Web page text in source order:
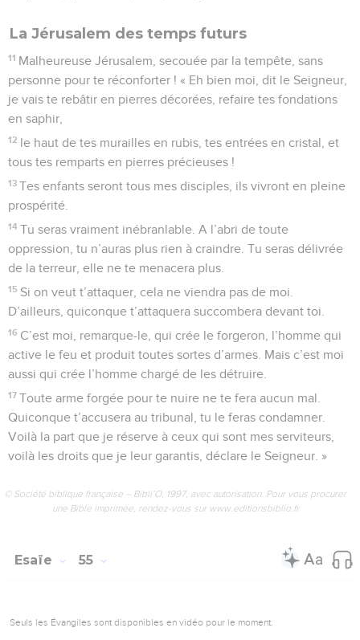
La Jérusalem des temps futurs
11 Malheureuse Jérusalem, secouée par la tempête, sans
personne pour te réconforter ! « Eh bien moi, dit le Seigneur,
je vais te rebâtir en pierres décorées, refaire tes fondations
en saphir,
12 le haut de tes murailles en rubis, tes entrées en cristal, et
tous tes remparts en pierres précieuses !
13 Tes enfants seront tous mes disciples, ils vivront en pleine
prospérité.
14 Tu seras vraiment inébranlable. A l’abri de toute
oppression, tu n’auras plus rien à craindre. Tu seras délivrée
de la terreur, elle ne te menacera plus.
15 Si on veut t’attaquer, cela ne viendra pas de moi.
D’ailleurs, quiconque t’attaquera succombera devant toi.
16 C’est moi, remarque-le, qui crée le forgeron, l’homme qui
active le feu et produit toutes sortes d’armes. Mais c’est moi
aussi qui crée l’homme chargé de les détruire.
17 Toute arme forgée pour te nuire ne te fera aucun mal.
Quiconque t’accusera au tribunal, tu le feras condamner.
Voilà la part que je réserve à ceux qui sont mes serviteurs,
voilà les droits que je leur garantis, déclare le Seigneur. »
© Société biblique française – Bibli’O, 1997, avec autorisation. Pour vous procurer
une Bible imprimée, rendez-vous sur www.editionsbiblio.fr
Esaïe 55
Seuls les Évangiles sont disponibles en vidéo pour le moment.